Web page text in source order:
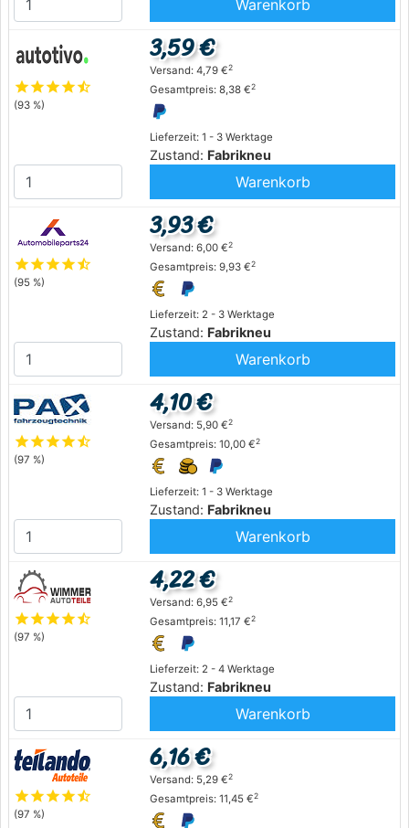
Warenkorb
starstarstarstarstar_half
(93 %)
Lieferzeit: 1 - 3 Werktage
Zustand: Fabrikneu
3,59 €
Versand: 4,79 €2
Gesamtpreis: 8,38 €2
Warenkorb
starstarstarstarstar_half
(95 %)
Lieferzeit: 2 - 3 Werktage
Zustand: Fabrikneu
3,93 €
Versand: 6,00 €2
Gesamtpreis: 9,93 €2
Warenkorb
starstarstarstarstar_half
(97 %)
Lieferzeit: 1 - 3 Werktage
Zustand: Fabrikneu
4,10 €
Versand: 5,90 €2
Gesamtpreis: 10,00 €2
Warenkorb
starstarstarstarstar_half
(97 %)
Lieferzeit: 2 - 4 Werktage
Zustand: Fabrikneu
4,22 €
Versand: 6,95 €2
Gesamtpreis: 11,17 €2
Warenkorb
starstarstarstarstar_half
(97 %)
6,16 €
Versand: 5,29 €2
Gesamtpreis: 11,45 €2